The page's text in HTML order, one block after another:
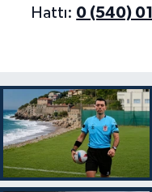
Hattı: 0 (540)